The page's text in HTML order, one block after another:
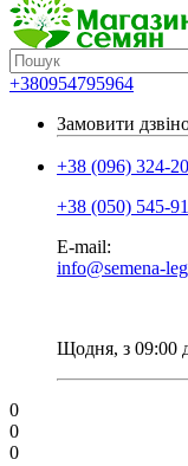
+380954795964
Замовити
+38 (096) 324-
+38 (050) 545-
E-mail:
info@semena-
Щодня, з 09:00
0
0
0